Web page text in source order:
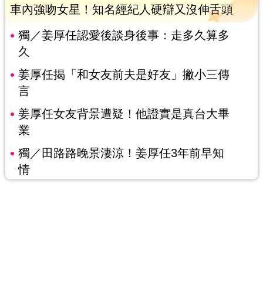
車內強吻女星！知名經紀人硬辯又沒伸舌頭
獨／姜厚任認愛後談身後事：走多久算多
久
姜厚任揭「和女友前夫是好友」撇小三傳
言
姜厚任女友背景遭疑！他證實是真台大畢
業
獨／田路路晚景淒涼！姜厚任3年前早知
情